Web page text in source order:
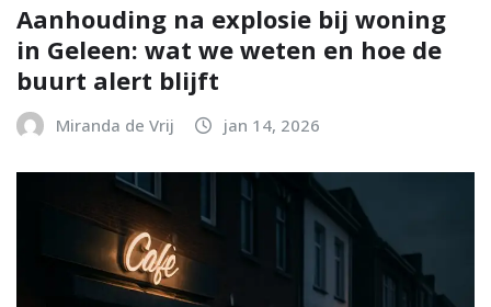
Aanhouding na explosie bij woning
in Geleen: wat we weten en hoe de
buurt alert blijft
Miranda de Vrij jan 14, 2026